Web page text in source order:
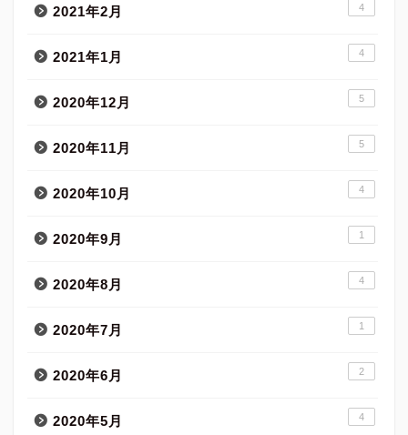
2021年2月 4
2021年1月 4
2020年12月 5
2020年11月 5
2020年10月 4
2020年9月 1
2020年8月 4
2020年7月 1
2020年6月 2
2020年5月 4